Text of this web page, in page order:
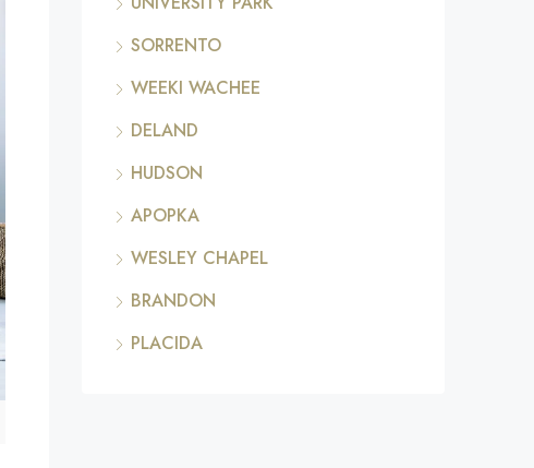
SORRENTO
WEEKI WACHEE
DELAND
HUDSON
APOPKA
WESLEY CHAPEL
BRANDON
PLACIDA